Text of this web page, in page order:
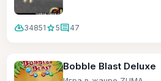
cloud_download34851 star5comment47
Bobble Blast Deluxe